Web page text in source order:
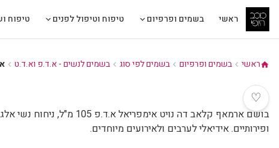
ראשי בשמים ופרפיום טיפוח וטיפול לפנים טיפוח
homeראשי chevron_left בשמים ופרפיום chevron_left בשמים לפי סוג chevron_left בשמים לנשים - א.ד.פ וא.ד.ט chevron_left
♡
בושם ארמאף קלאב דה נויט
ופירותיים. אידיאלי לערבים ולאירועים מיוחדים.